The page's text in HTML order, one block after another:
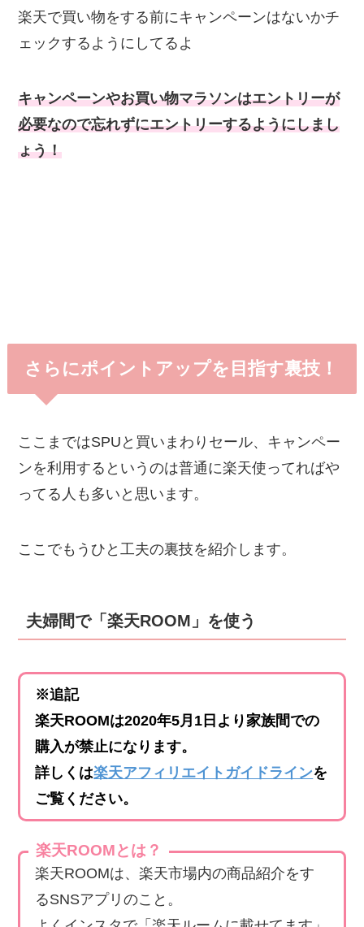
楽天で買い物をする前にキャンペーンはないかチ
ェックするようにしてるよ
キャンペーンやお買い物マラソンはエントリーが
必要なので忘れずにエントリーするようにしまし
ょう！
さらにポイントアップを目指す裏技！
ここまではSPUと買いまわりセール、キャンペー
ンを利用するというのは普通に楽天使ってればや
ってる人も多いと思います。
ここでもうひと工夫の裏技を紹介します。
夫婦間で「楽天ROOM」を使う
※追記
楽天ROOMは2020年5月1日より家族間での
購入が禁止になります。
詳しくは楽天アフィリエイトガイドラインを
ご覧ください。
楽天ROOMとは？
楽天ROOMは、楽天市場内の商品紹介をす
るSNSアプリのこと。